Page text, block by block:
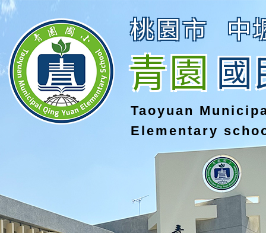
桃園市 中
青園國
Taoyuan
Elementary